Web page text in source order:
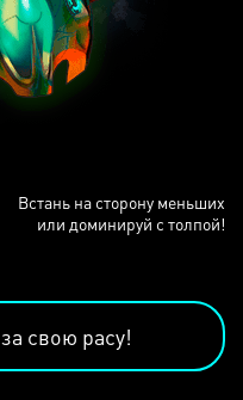
Встань на сторону меньших
или доминируй с толпой!
за свою расу!